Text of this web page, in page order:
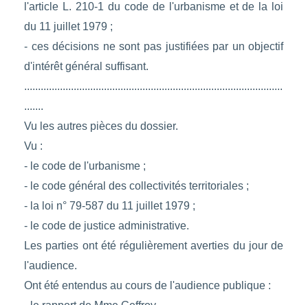
l'article L. 210-1 du code de l'urbanisme et de la loi
du 11 juillet 1979 ;
- ces décisions ne sont pas justifiées par un objectif
d'intérêt général suffisant.
..............................................................................................
.......
Vu les autres pièces du dossier.
Vu :
- le code de l'urbanisme ;
- le code général des collectivités territoriales ;
- la loi n° 79-587 du 11 juillet 1979 ;
- le code de justice administrative.
Les parties ont été régulièrement averties du jour de
l'audience.
Ont été entendus au cours de l'audience publique :